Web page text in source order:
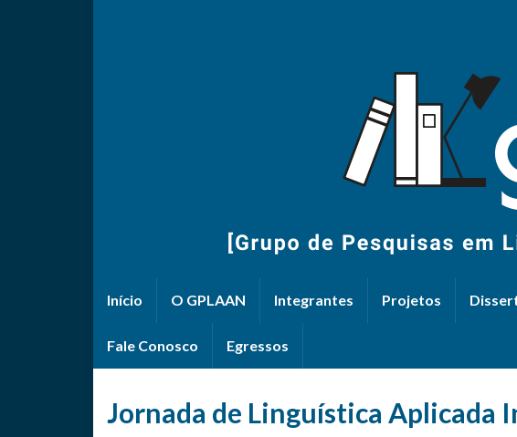
Início O GPLAAN Integrantes Projetos
Fale Conosco Egressos
Jornada de Linguística Aplicada